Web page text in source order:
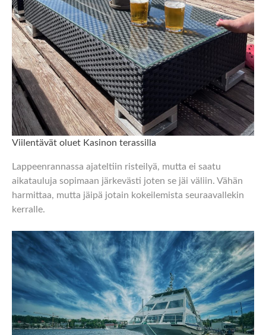
Viilentävät oluet Kasinon terassilla
Lappeenrannassa ajateltiin risteilyä, mutta ei saatu
aikatauluja sopimaan järkevästi joten se jäi väliin. Vähän
harmittaa, mutta jäipä jotain kokeilemista seuraavallekin
kerralle.